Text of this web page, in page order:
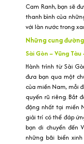
Cam Ranh, bạn sẽ
thanh bình của
với làn nước trong
Những cung
Sài Gòn – Vũng
Hành trình từ Sài
đưa bạn qua một
của miền Nam, mỗi
quyến rũ riêng. Bắt
động nhất tại miền
giải trí có thể đáp
bạn di chuyển đến
những bãi biển